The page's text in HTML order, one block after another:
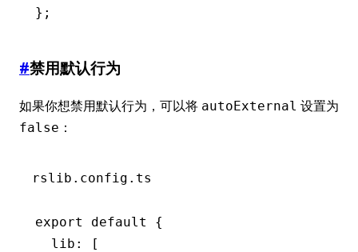
};
#禁用默认行为
如果你想禁用默认行为，可以将 autoExternal 设置为
false ：
rslib.config.ts
export default
{
  lib
:
[